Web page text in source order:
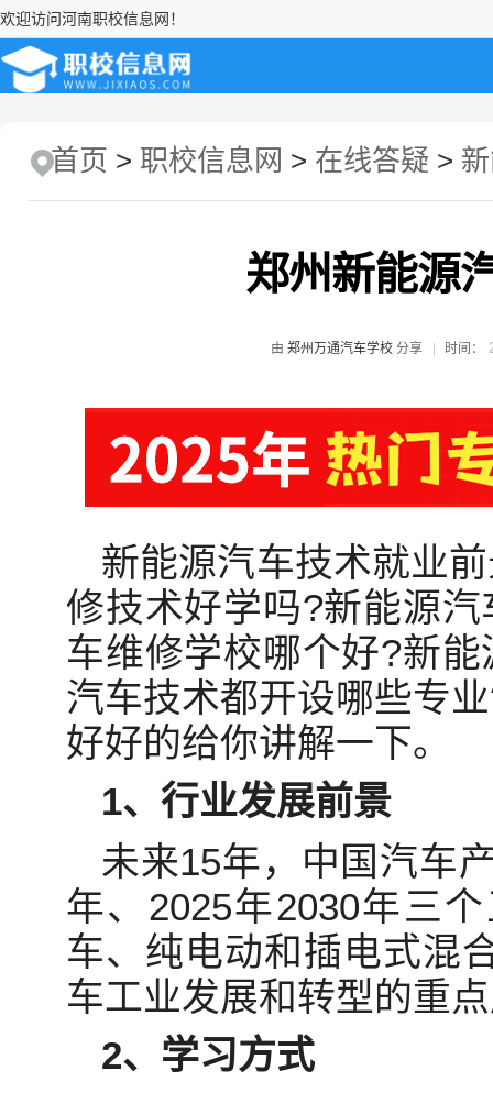
欢迎访问河南职校信息网！
首页 > 职校信息网 > 在线答疑 >
郑州新能源
由 郑州万通汽车学校 分享 时间：
新能源汽车技术就业
修技术好学吗?新能源
车维修学校哪个好?新能
汽车技术都开设哪些专
好好的给你讲解一下。
1、行业发展前景
未来15年，中国汽车
年、2025年2030年三
车、纯电动和插电式混
车工业发展和转型的重
2、学习方式